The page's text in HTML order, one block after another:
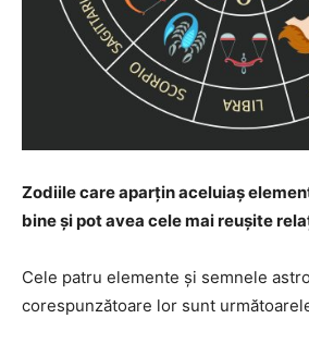
Zodiile care aparţin aceluiaş
bine şi pot avea cele mai reuşite
Cele patru elemente şi semnele
corespunzătoare lor sunt